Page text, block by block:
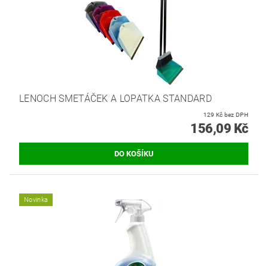
LENOCH SMETÁČEK A LOPATKA STANDARD
129 Kč bez DPH
156,09 Kč
Novinka